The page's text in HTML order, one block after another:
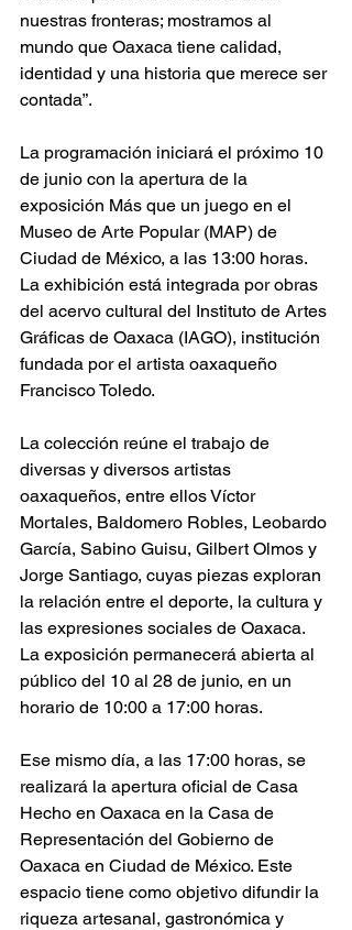
nuestras fronteras; mostramos al
mundo que Oaxaca tiene calidad,
identidad y una historia que merece ser
contada”.
La programación iniciará el próximo 10
de junio con la apertura de la
exposición Más que un juego en el
Museo de Arte Popular (MAP) de
Ciudad de México, a las 13:00 horas.
La exhibición está integrada por obras
del acervo cultural del Instituto de Artes
Gráficas de Oaxaca (IAGO), institución
fundada por el artista oaxaqueño
Francisco Toledo.
La colección reúne el trabajo de
diversas y diversos artistas
oaxaqueños, entre ellos Víctor
Mortales, Baldomero Robles, Leobardo
García, Sabino Guisu, Gilbert Olmos y
Jorge Santiago, cuyas piezas exploran
la relación entre el deporte, la cultura y
las expresiones sociales de Oaxaca.
La exposición permanecerá abierta al
público del 10 al 28 de junio, en un
horario de 10:00 a 17:00 horas.
Ese mismo día, a las 17:00 horas, se
realizará la apertura oficial de Casa
Hecho en Oaxaca en la Casa de
Representación del Gobierno de
Oaxaca en Ciudad de México. Este
espacio tiene como objetivo difundir la
riqueza artesanal, gastronómica y